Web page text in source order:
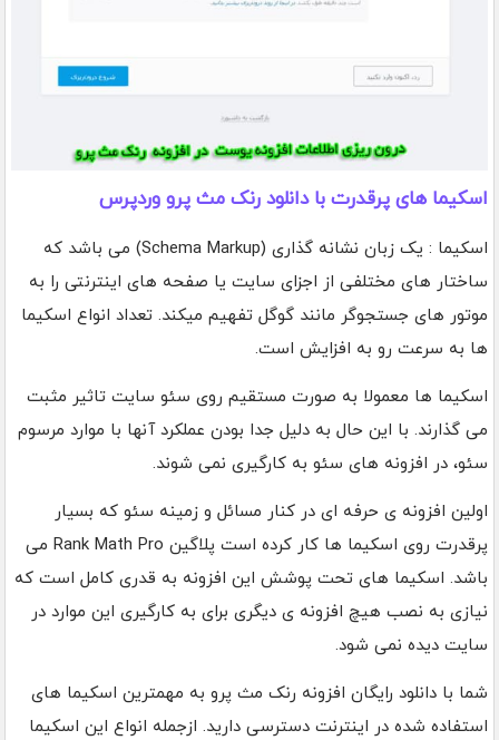
اسکیما های پرقدرت با دانلود رنک مث پرو وردپرس
اسکیما : یک زبان نشانه گذاری (Schema Markup) می باشد که
ساختار های مختلفی از اجزای سایت یا صفحه های اینترنتی را به
موتور های جستجوگر مانند گوگل تفهیم میکند. تعداد انواع اسکیما
ها به سرعت رو به افزایش است.
اسکیما ها معمولا به صورت مستقیم روی سئو سایت تاثیر مثبت
می گذارند. با این حال به دلیل جدا بودن عملکرد آنها با موارد مرسوم
سئو، در افزونه های سئو به کارگیری نمی شوند.
اولین افزونه ی حرفه ای در کنار مسائل و زمینه سئو که بسیار
پرقدرت روی اسکیما ها کار کرده است پلاگین Rank Math Pro می
باشد. اسکیما های تحت پوشش این افزونه به قدری کامل است که
نیازی به نصب هیچ افزونه ی دیگری برای به کارگیری این موارد در
سایت دیده نمی شود.
شما با دانلود رایگان افزونه رنک مث پرو به مهمترین اسکیما های
استفاده شده در اینترنت دسترسی دارید. ازجمله انواع این اسکیما